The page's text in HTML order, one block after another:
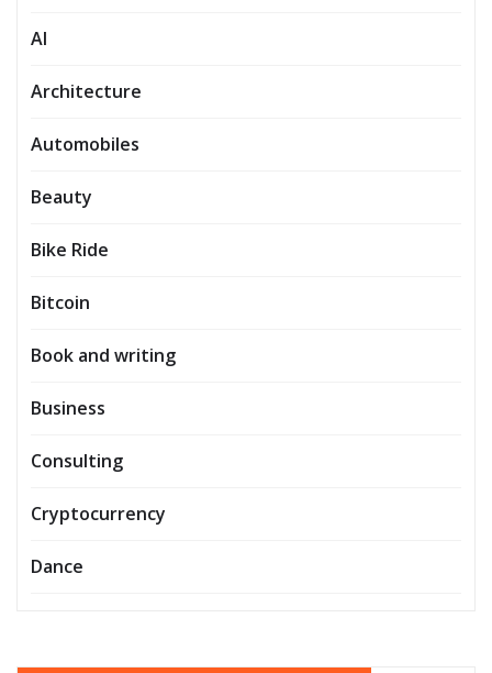
AI
Architecture
Automobiles
Beauty
Bike Ride
Bitcoin
Book and writing
Business
Consulting
Cryptocurrency
Dance